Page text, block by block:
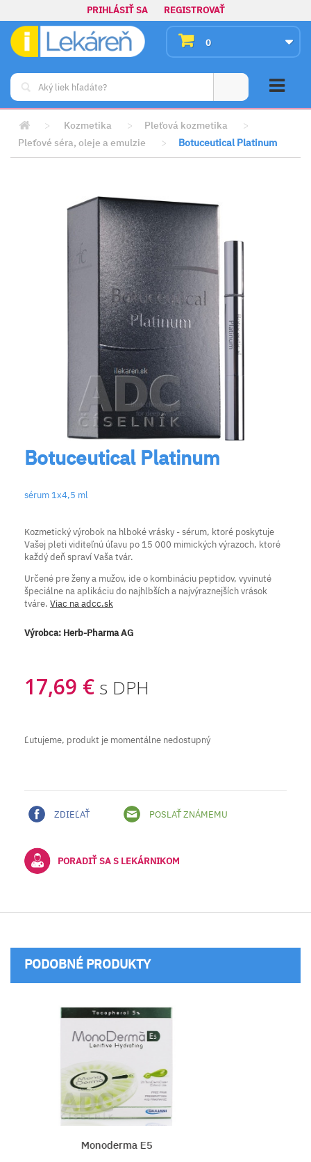
PRIHLÁSIŤ SA REGISTROVAŤ
0
> Kozmetika > Pleťová kozmetika
>
Pleťové séra, oleje a emulzie
> Botuceutical Platinum
Botuceutical Platinum
sérum 1x4,5 ml
Kozmetický výrobok na hlboké vrásky - sérum, ktoré poskytuje
Vašej pleti viditeľnú úľavu po 15 000 mimických výrazoch, ktoré
každý deň spraví Vaša tvár.
Určené pre ženy a mužov, ide o kombináciu peptidov, vyvinuté
špeciálne na aplikáciu do najhlbších a najvýraznejších vrások
tváre. Viac na adcc.sk
Výrobca: Herb-Pharma AG
17,69 € s DPH
Ľutujeme, produkt je momentálne nedostupný
ZDIEĽAŤ POSLAŤ ZNÁMEMU
PORADIŤ SA S LEKÁRNIKOM
PODOBNÉ PRODUKTY
Monoderma E5